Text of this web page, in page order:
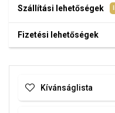
Szállítási lehetőségek
Fizetési lehetőségek
Kívánságlista